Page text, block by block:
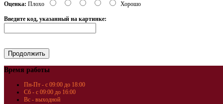
Оценка: Плохо Хорошо
Введите код, указанный на картинке:
Время работы
Пн-Пт - с 09:00 до 18:00
Сб - с 09:00 до 16:00
Вс - выходной